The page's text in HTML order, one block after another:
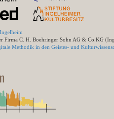
Firma C. H. Boehringer Sohn AG & Co.KG
Methodik in den Geistes- und